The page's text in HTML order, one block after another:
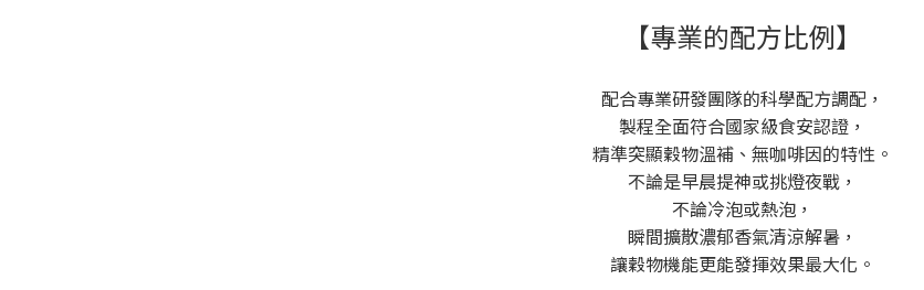
【專業的配方比例】
配合專業研發團隊的科學配方調配，
製程全面符合國家級食安認證，
精準突顯穀物溫補、無咖啡因的特性。
不論是早晨提神或挑燈夜戰，
不論冷泡或熱泡，
瞬間擴散濃郁香氣清涼解暑，
讓穀物機能更能發揮效果最大化。